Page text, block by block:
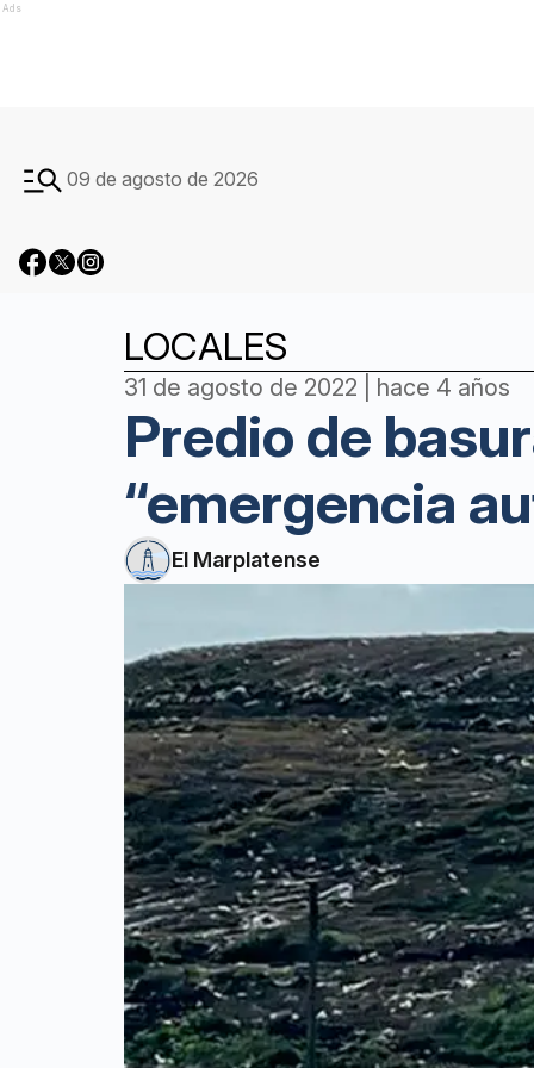
Ads
09 de agosto de 2026
LOCALES
31 de agosto de 2022 | hace 4 años
Predio de
“emergencia
El Marplatense